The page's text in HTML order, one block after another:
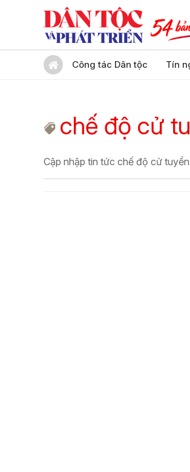
Công tác Dân tộc Tín
chế độ cử
Cập nhập tin tức chế độ cử tuyển